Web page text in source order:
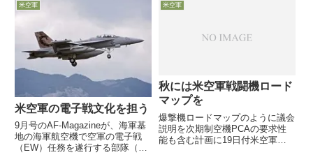
米空軍
米空軍の電子戦文化を担う
9月号のAF-Magazineが、海軍基
地の海軍航空機で空軍の電子戦
（EW）任務を遂行する部隊（第
米空軍
秋には米空軍戦闘機ロード
マップを
爆撃機ロードマップのように議会
説明を次期制空機PCAの要求性
能も含む計画に19日付米空軍協